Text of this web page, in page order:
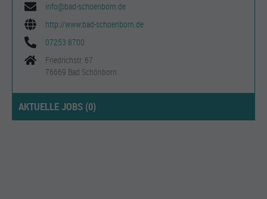
info@bad-schoenborn.de
http://www.bad-schoenborn.de
07253 8700
Friedrichstr. 67
76669 Bad Schönborn
AKTUELLE JOBS (0)